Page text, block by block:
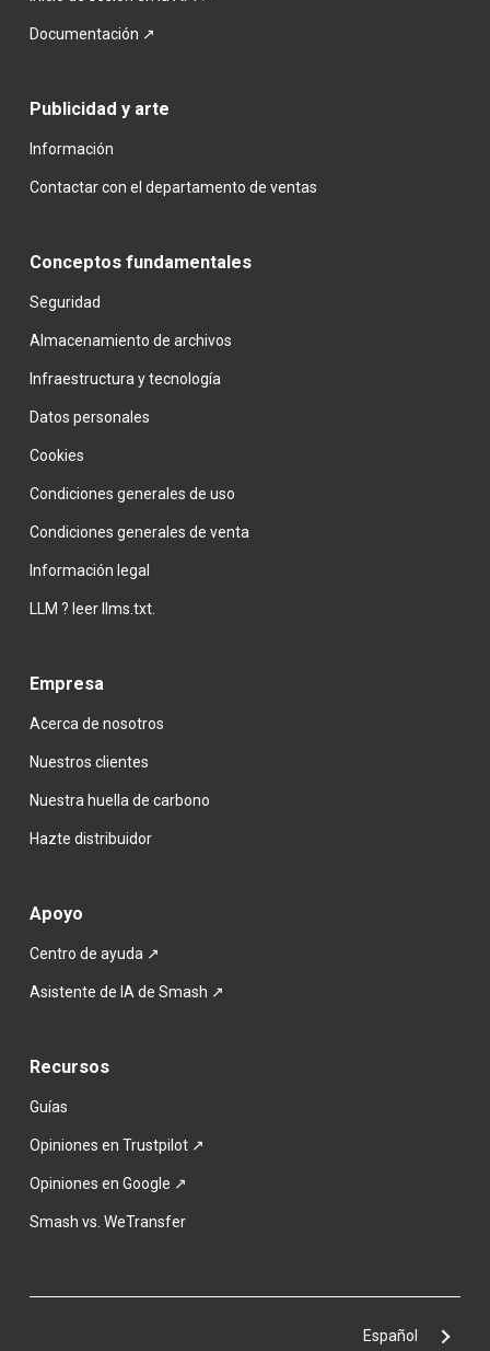
Documentación ↗
Publicidad y arte
Información
Contactar con el departamento de ventas
Conceptos fundamentales
Seguridad
Almacenamiento de archivos
Infraestructura y tecnología
Datos personales
Cookies
Condiciones generales de uso
Condiciones generales de venta
Información legal
LLM ? leer llms.txt.
Empresa
Acerca de nosotros
Nuestros clientes
Nuestra huella de carbono
Hazte distribuidor
Apoyo
Centro de ayuda ↗
Asistente de IA de Smash ↗
Recursos
Guías
Opiniones en Trustpilot ↗
Opiniones en Google ↗
Smash vs. WeTransfer
Español